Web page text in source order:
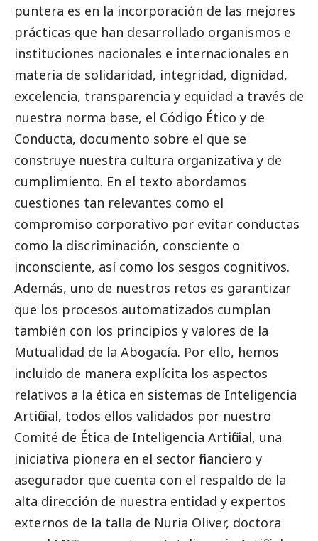
puntera es en la incorporación de las mejores
prácticas que han desarrollado organismos e
instituciones nacionales e internacionales en
materia de solidaridad, integridad, dignidad,
excelencia, transparencia y equidad a través de
nuestra norma base, el Código Ético y de
Conducta, documento sobre el que se
construye nuestra cultura organizativa y de
cumplimiento. En el texto abordamos
cuestiones tan relevantes como el
compromiso corporativo por evitar conductas
como la discriminación, consciente o
inconsciente, así como los sesgos cognitivos.
Además, uno de nuestros retos es garantizar
que los procesos automatizados cumplan
también con los principios y valores de la
Mutualidad de la Abogacía. Por ello, hemos
incluido de manera explícita los aspectos
relativos a la ética en sistemas de Inteligencia
Artificial, todos ellos validados por nuestro
Comité de Ética de Inteligencia Artificial, una
iniciativa pionera en el sector financiero y
asegurador que cuenta con el respaldo de la
alta dirección de nuestra entidad y expertos
externos de la talla de Nuria Oliver, doctora